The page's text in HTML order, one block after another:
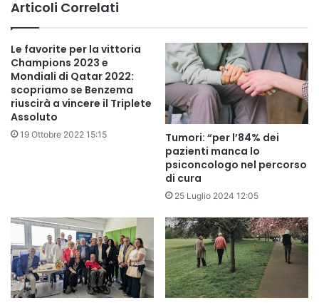
Articoli Correlati
Le favorite per la vittoria
Champions 2023 e
Mondiali di Qatar 2022:
scopriamo se Benzema
riuscirà a vincere il Triplete
Assoluto
19 Ottobre 2022 15:15
Tumori: “per l’84% dei
pazienti manca lo
psiconcologo nel percorso
di cura
25 Luglio 2024 12:05